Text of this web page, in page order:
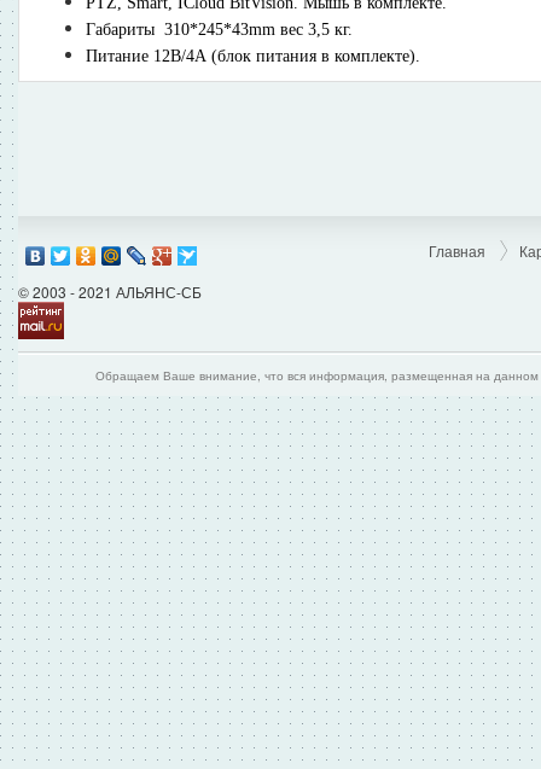
Габариты 310*245*43mm вес 3,5 кг.
Питание 12B/4А (блок питания в комплекте).
© 2003 - 2021 АЛЬЯНС-СБ
Главная
Обращаем Ваше внимание, что вся информация, размещенная на данном